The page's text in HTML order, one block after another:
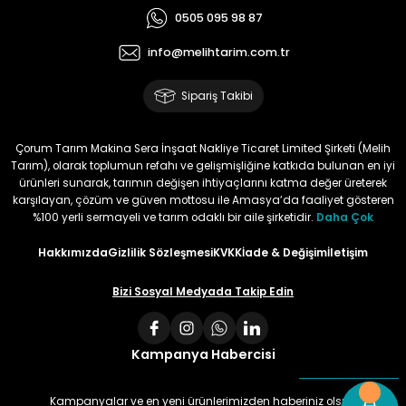
anda süs yoncasıyla ektim.
Bunun akibeti 2024 yazına belli
olacak
S... Ö... | 23/01/2024
0505 095 98 87
info@melihtarim.com.tr
Sipariş Takibi
Çorum Tarım Makina Sera İnşaat Nakliye Ticaret Limited Şirketi (Melih
Tarım), olarak toplumun refahı ve gelişmişliğine katkıda bulunan en iyi
ürünleri sunarak, tarımın değişen ihtiyaçlarını katma değer üreterek
karşılayan, çözüm ve güven mottosu ile Amasya’da faaliyet gösteren
%100 yerli sermayeli ve tarım odaklı bir aile şirketidir. Daha Çok
HakkımızdaGizlilik SözleşmesiKVKKİade & Değişimİletişim
Bizi Sosyal Medyada Takip Edin
Kampanya Habercisi
Kampanyalar ve en yeni ürünlerimizden haberiniz olsun